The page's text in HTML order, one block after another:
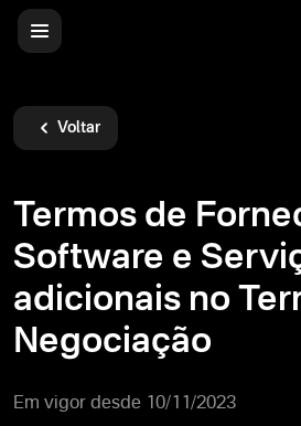
Voltar
Termos de
Software e
adicionais no
Negociação
Em vigor desde 10/11/2023